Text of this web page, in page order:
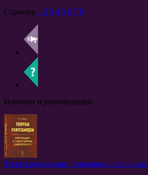
Страниц: 1 2 3 4 5 6 7 8
Новинки и рекомендации:
Теория революции: революции и